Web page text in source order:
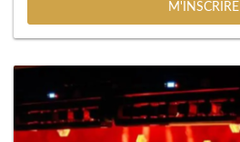
M'INSCRIRE